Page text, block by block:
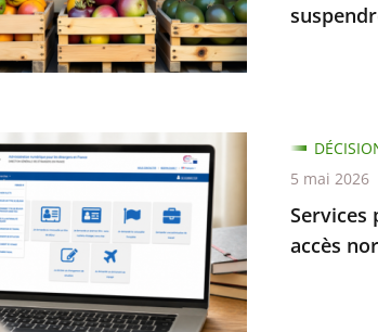
Services
accès
5 mai 2026